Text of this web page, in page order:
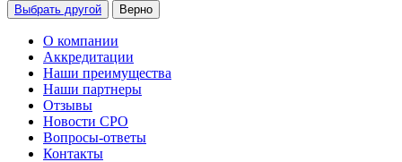
Выбрать другой Верно
О компании
Аккредитации
Наши преимущества
Наши партнеры
Отзывы
Новости СРО
Вопросы-ответы
Контакты